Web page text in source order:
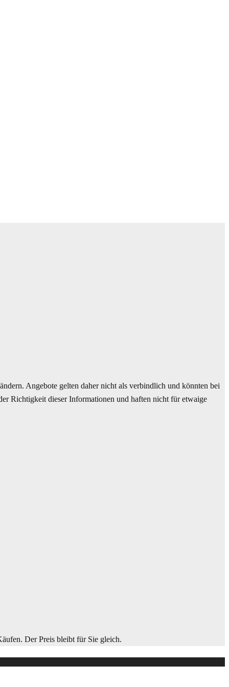
Angebote gelten daher nicht als verbindlich und könnten bei
Richtigkeit dieser Informationen und haften nicht für etwaige
Der Preis bleibt für Sie gleich.